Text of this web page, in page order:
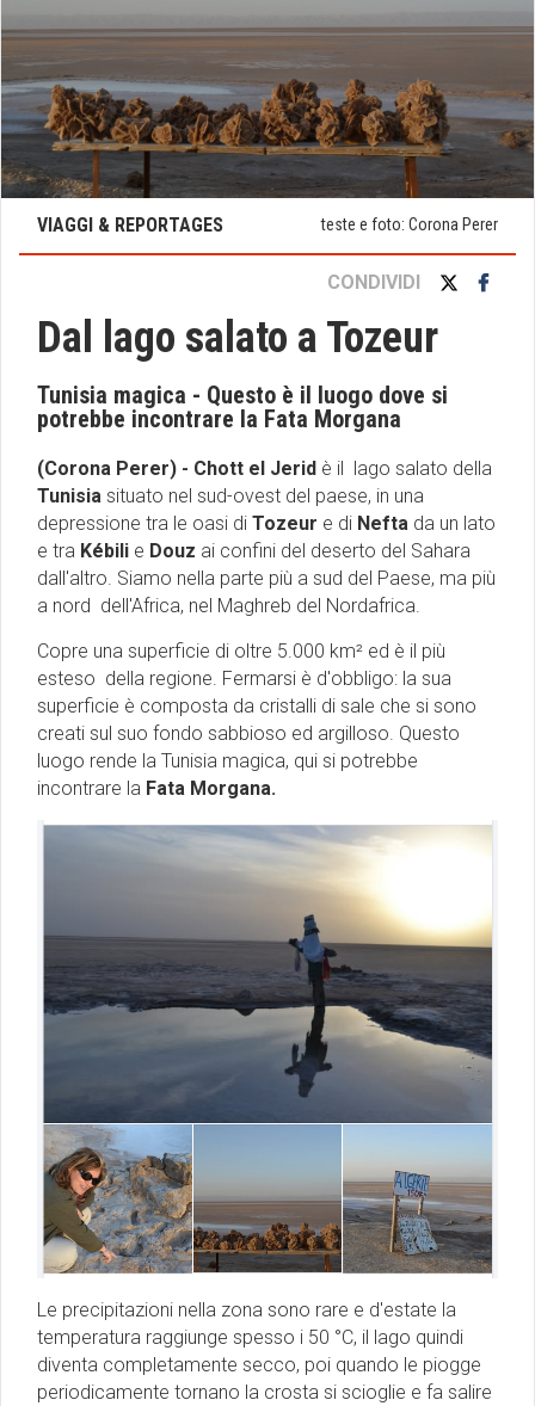
teste e foto: Corona Perer
VIAGGI & REPORTAGES
CONDIVIDI
Dal lago salato a Tozeur
Tunisia magica - Questo è il luogo dove si
potrebbe incontrare la Fata Morgana
(Corona Perer) - Chott el Jerid è il lago salato della
Tunisia situato nel sud-ovest del paese, in una
depressione tra le oasi di Tozeur e di Nefta da un lato
e tra Kébili e Douz ai confini del deserto del Sahara
dall'altro. Siamo nella parte più a sud del Paese, ma più
a nord dell'Africa, nel Maghreb del Nordafrica.
Copre una superficie di oltre 5.000 km² ed è il più
esteso della regione. Fermarsi è d'obbligo: la sua
superficie è composta da cristalli di sale che si sono
creati sul suo fondo sabbioso ed argilloso. Questo
luogo rende la Tunisia magica, qui si potrebbe
incontrare la Fata Morgana.
Le precipitazioni nella zona sono rare e d'estate la
temperatura raggiunge spesso i 50 °C, il lago quindi
diventa completamente secco, poi quando le piogge
periodicamente tornano la crosta si scioglie e fa salire